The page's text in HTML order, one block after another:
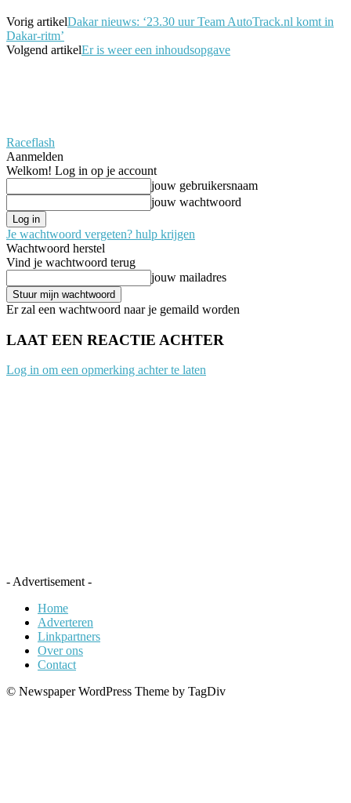
Vorig artikelDakar nieuws: ‘23.30 uur Team AutoTrack.nl komt in
Dakar-ritm’
Volgend artikelEr is weer een inhoudsopgave
Raceflash
Aanmelden
Welkom! Log in op je account
jouw gebruikersnaam
jouw wachtwoord
Je wachtwoord vergeten? hulp krijgen
Wachtwoord herstel
Vind je wachtwoord terug
jouw mailadres
Er zal een wachtwoord naar je gemaild worden
LAAT EEN REACTIE ACHTER
Log in om een opmerking achter te laten
- Advertisement -
Home
Adverteren
Linkpartners
Over ons
Contact
© Newspaper WordPress Theme by TagDiv